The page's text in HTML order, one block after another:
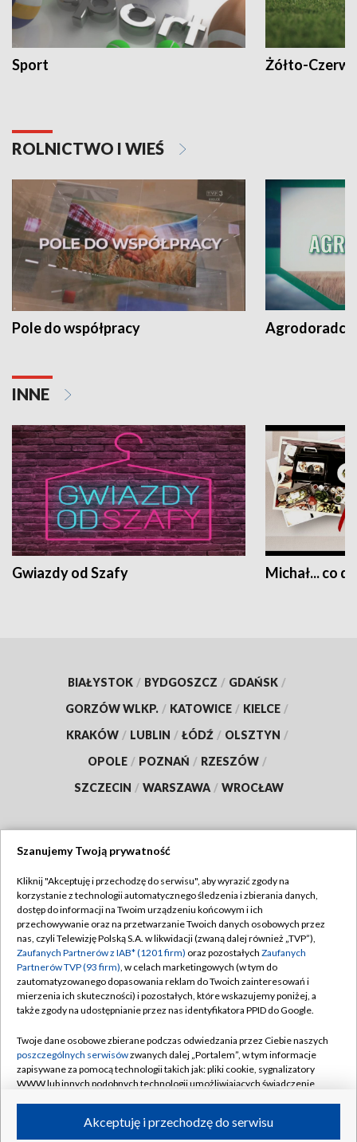
Sport Żółto-
ROLNICTWO I WIEŚ
Pole do współpracy Agrodoradcy
INNE
Gwiazdy od Szafy Michał... co
BIAŁYSTOK / BYDGOSZCZ / GDAŃSK /
GORZÓW WLKP. / KATOWICE / KIELCE /
KRAKÓW / LUBLIN / ŁÓDŹ / OLSZTYN /
OPOLE / POZNAŃ / RZESZÓW /
SZCZECIN / WARSZAWA / WROCŁAW
TVP
Abonament TVP
Emisja w TVP
Centrum informacji TVP
Naziemna Telewizja Cyfrowa
Rada Programowa
System NOS
Informacje o nadawcy
Program dla prasy
Regulamin TVP
Polityka prywatności
Moje zgody
Pomoc
Kontakt
Kanały
Szanujemy Twoją prywatność
Kliknij "Akceptuję i przechodzę do serwisu", aby wyrazić zgody na
korzystanie z technologii automatycznego śledzenia i zbierania danych,
dostęp do informacji na Twoim urządzeniu końcowym i ich
przechowywanie oraz na przetwarzanie Twoich danych osobowych przez
nas, czyli Telewizję Polską S.A. w likwidacji (zwaną dalej również „TVP”),
Zaufanych Partnerów z IAB* (1201 firm) oraz pozostałych Zaufanych
Partnerów TVP (93 firm), w celach marketingowych (w tym do
zautomatyzowanego dopasowania reklam do Twoich zainteresowań i
mierzenia ich skuteczności) i pozostałych, które wskazujemy poniżej, a
także zgody na udostępnianie przez nas identyfikatora PPID do Google.
Twoje dane osobowe zbierane podczas odwiedzania przez Ciebie naszych
poszczególnych serwisówzwanych dalej „Portalem”, w tym informacje
zapisywane za pomocą technologii takich jak: pliki cookie, sygnalizatory
WWW lub innych podobnych technologii umożliwiających świadczenie
ruchu w Internecie.Akceptuję i przechodzę do serwisu